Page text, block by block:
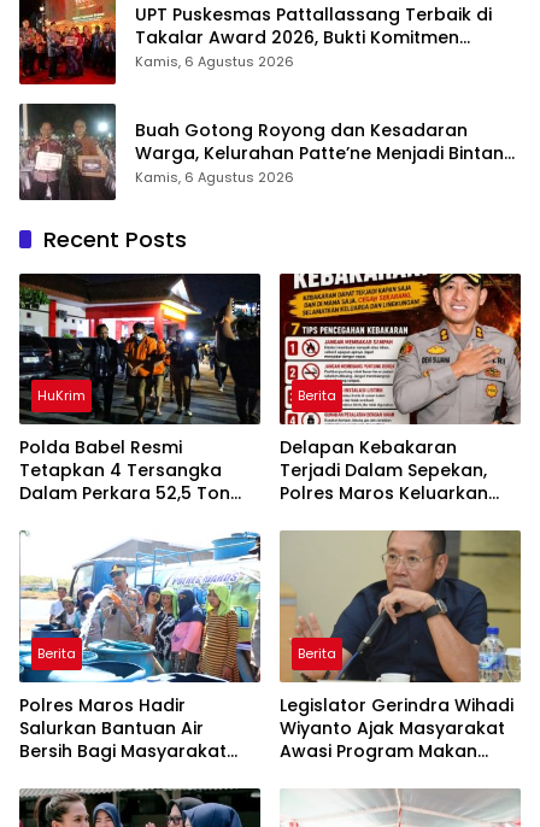
UPT Puskesmas Pattallassang Terbaik di
Takalar Award 2026, Bukti Komitmen
Hadirkan Pelayanan Kesehatan Berkualitas
Kamis, 6 Agustus 2026
Buah Gotong Royong dan Kesadaran
Warga, Kelurahan Patte’ne Menjadi Bintang
Takalar Award 2026
Kamis, 6 Agustus 2026
Recent Posts
HuKrim
Polda Babel Resmi
Tetapkan 4 Tersangka
Dalam Perkara 52,5 Ton
Belitung
Berita
Delapan Kebakaran
Terjadi Dalam Sepekan,
Polres Maros Keluarkan
Masyarakat
Berita
Polres Maros Hadir
Salurkan Bantuan Air
Bersih Bagi Masyarakat
Di Maros
Berita
Legislator Gerindra Wihadi
Wiyanto Ajak Masyarakat
Awasi Program Makan
Sasaran